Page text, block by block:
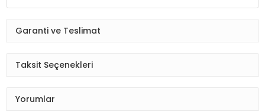
Garanti ve Teslimat
Taksit Seçenekleri
Yorumlar